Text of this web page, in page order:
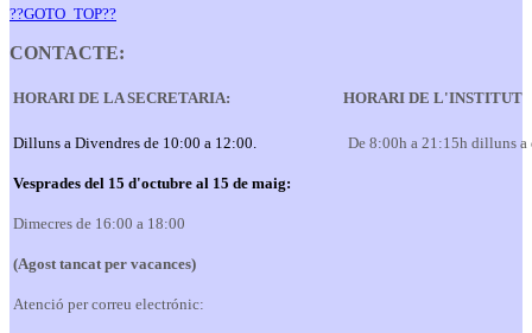
??GOTO_TOP??
CONTACTE:
HORARI DE LA SECRETARIA: HORARI DE L'INSTITUT
Dilluns a Divendres de 10:00 a 12:00.
Vesprades del 15 d'octubre al 15 de maig:
Dimecres de 16:00 a 18:00
(Agost tancat per vacances)
Atenció per correu electrónic:
De 8:00h a 21:15h dilluns a